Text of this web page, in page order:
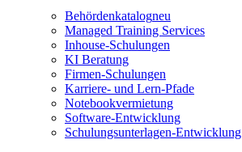
Behördenkatalogneu
Managed Training Services
Inhouse-Schulungen
KI Beratung
Firmen-Schulungen
Karriere- und Lern-Pfade
Notebookvermietung
Software-Entwicklung
Schulungsunterlagen-Entwicklung